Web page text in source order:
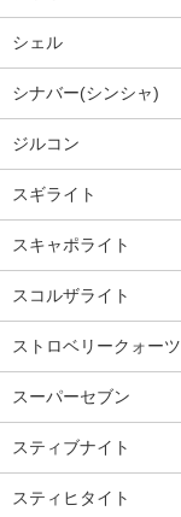
シェル
シナバー(シンシャ)
ジルコン
スギライト
スキャポライト
スコルザライト
ストロベリークォーツ
スーパーセブン
スティブナイト
スティヒタイト